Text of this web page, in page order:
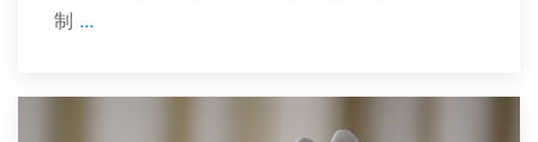
制 ...